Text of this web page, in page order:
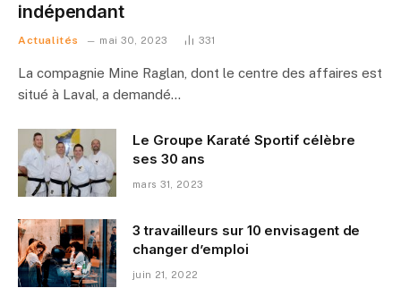
indépendant
Actualités mai 30, 2023 331
La compagnie Mine Raglan, dont le centre des affaires est
situé à Laval, a demandé…
Le Groupe Karaté Sportif célèbre
ses 30 ans
mars 31, 2023
3 travailleurs sur 10 envisagent de
changer d’emploi
juin 21, 2022